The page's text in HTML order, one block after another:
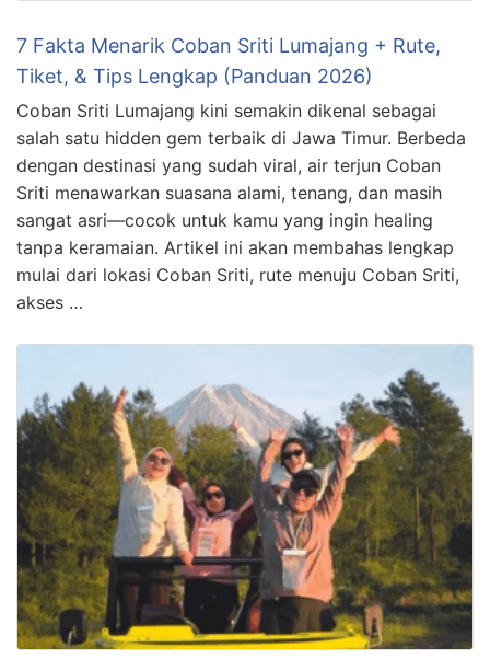
7 Fakta Menarik Coban Sriti Lumajang + Rute,
Tiket, & Tips Lengkap (Panduan 2026)
Coban Sriti Lumajang kini semakin dikenal sebagai
salah satu hidden gem terbaik di Jawa Timur. Berbeda
dengan destinasi yang sudah viral, air terjun Coban
Sriti menawarkan suasana alami, tenang, dan masih
sangat asri—cocok untuk kamu yang ingin healing
tanpa keramaian. Artikel ini akan membahas lengkap
mulai dari lokasi Coban Sriti, rute menuju Coban Sriti,
akses …